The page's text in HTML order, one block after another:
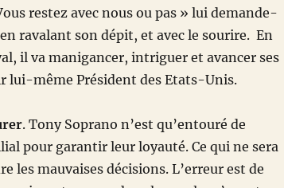
restez avec nous ou pas » lui demande-
ravalant son dépit, et avec le sourire. En
il va manigancer, intriguer et avancer ses
lui-même Président des Etats-Unis.
. Tony Soprano n’est qu’entouré de
pour garantir leur loyauté. Ce qui ne sera
les mauvaises décisions. L’erreur est de